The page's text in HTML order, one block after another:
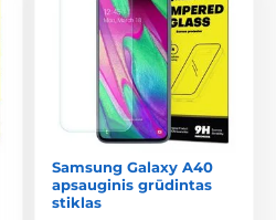
Samsung Galaxy A40
apsauginis grūdintas
stiklas